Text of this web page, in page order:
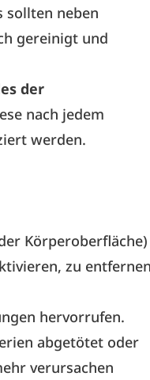
sollten neben
gereinigt und
der
nach jedem
werden.
Körper­oberfläche)
zu entfernen
hervorrufen.
abgetötet oder
verursachen